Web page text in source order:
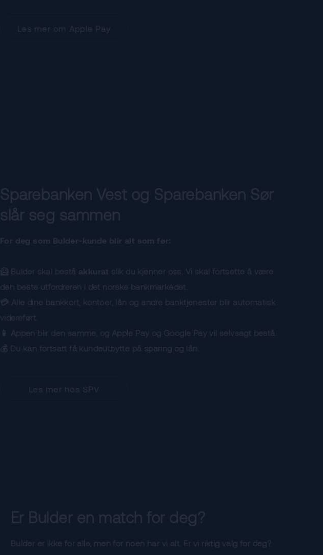
Les mer om Apple Pay
Sparebanken Vest og Sparebanken Sør
slår seg sammen
For deg som Bulder-kunde blir alt som før:
🦸 Bulder skal bestå akkurat slik du kjenner oss. Vi skal fortsette å være
den beste utfordreren i det norske bankmarkedet.
💳 Alle dine bankkort, kontoer, lån og andre banktjenester blir automatisk
videreført.
📱 Appen blir den samme, og Apple Pay og Google Pay vil selvsagt bestå.
💰 Du kan fortsatt få kundeutbytte på sparing og lån.
Les mer hos SPV
Er Bulder en match for deg?
Bulder er ikke for alle, men for noen har vi alt. Er vi riktig valg for deg?